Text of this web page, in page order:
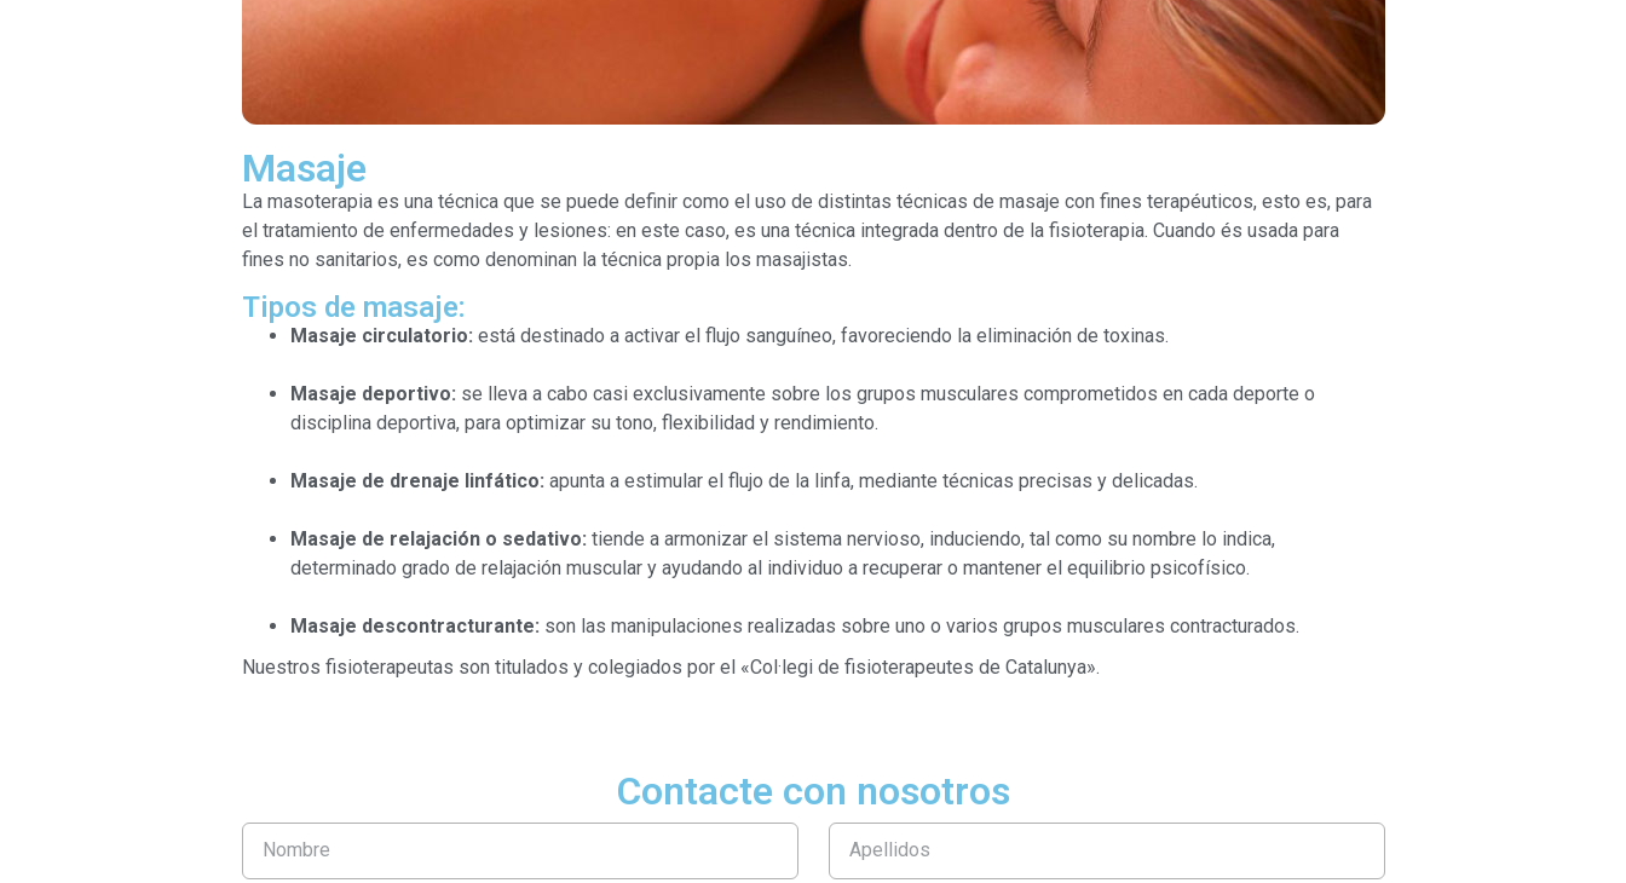
Masaje
La masoterapia es una técnica que se puede definir como el uso de distintas técnicas de masaje con fines terapéuticos, esto es, para
el tratamiento de enfermedades y lesiones: en este caso, es una técnica integrada dentro de la fisioterapia. Cuando és usada para
fines no sanitarios, es como denominan la técnica propia los masajistas.
Tipos de masaje:
Masaje circulatorio: está destinado a activar el flujo sanguíneo, favoreciendo la eliminación de toxinas.
Masaje deportivo: se lleva a cabo casi exclusivamente sobre los grupos musculares comprometidos en cada deporte o
disciplina deportiva, para optimizar su tono, flexibilidad y rendimiento.
Masaje de drenaje linfático: apunta a estimular el flujo de la linfa, mediante técnicas precisas y delicadas.
Masaje de relajación o sedativo: tiende a armonizar el sistema nervioso, induciendo, tal como su nombre lo indica,
determinado grado de relajación muscular y ayudando al individuo a recuperar o mantener el equilibrio psicofísico.
Masaje descontracturante: son las manipulaciones realizadas sobre uno o varios grupos musculares contracturados.
Nuestros fisioterapeutas son titulados y colegiados por el «Col·legi de fisioterapeutes de Catalunya».
Contacte con nosotros